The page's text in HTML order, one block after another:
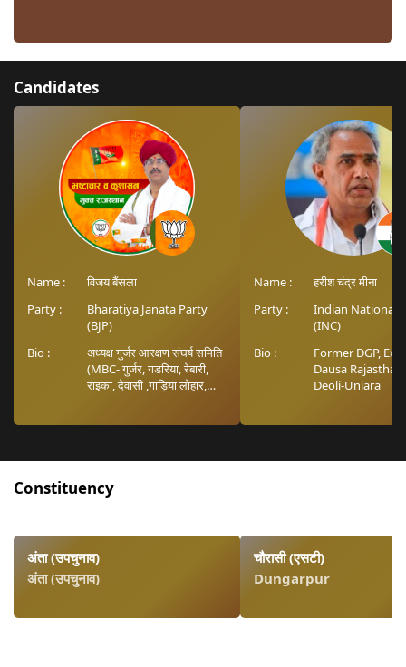
Candidates
Name :
विजय बैंसला
Party :
Bharatiya Janata Party
(BJP)
Bio :
अध्यक्ष गुर्जर आरक्षण संघर्ष समिति
(MBC- गुर्जर, गडरिया, रेबारी,
राइका, देवासी ,गाड़िया लोहार,
Name :
हरीश चंद्र मीना
Party :
Indian National
(INC)
Bio :
Former DGP, Ex-
Dausa
Deoli-Uniara
Constituency
अंता (उपचुनाव)
अंता (उपचुनाव)
चौरासी (एसटी)
Dungarpur